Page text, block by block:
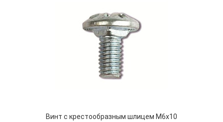
Винт с крeстooбрaзным шлицeм М6х10